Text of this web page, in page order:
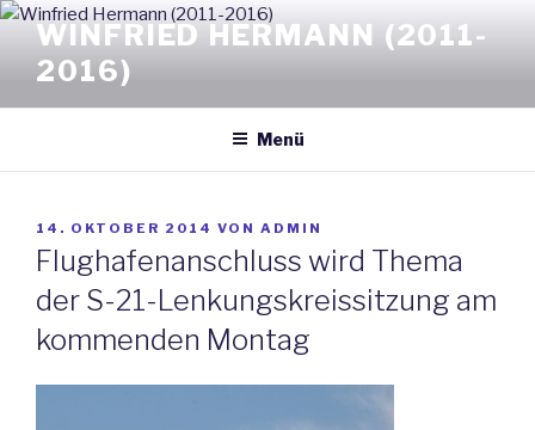
Zum
Inhalt
springen
WINFRIED HERMANN (2011-
2016)
Menü
VERÖFFENTLICHT
AM
14. OKTOBER 2014 VON ADMIN
Flughafenanschluss wird Thema
der S-21-Lenkungskreissitzung am
kommenden Montag